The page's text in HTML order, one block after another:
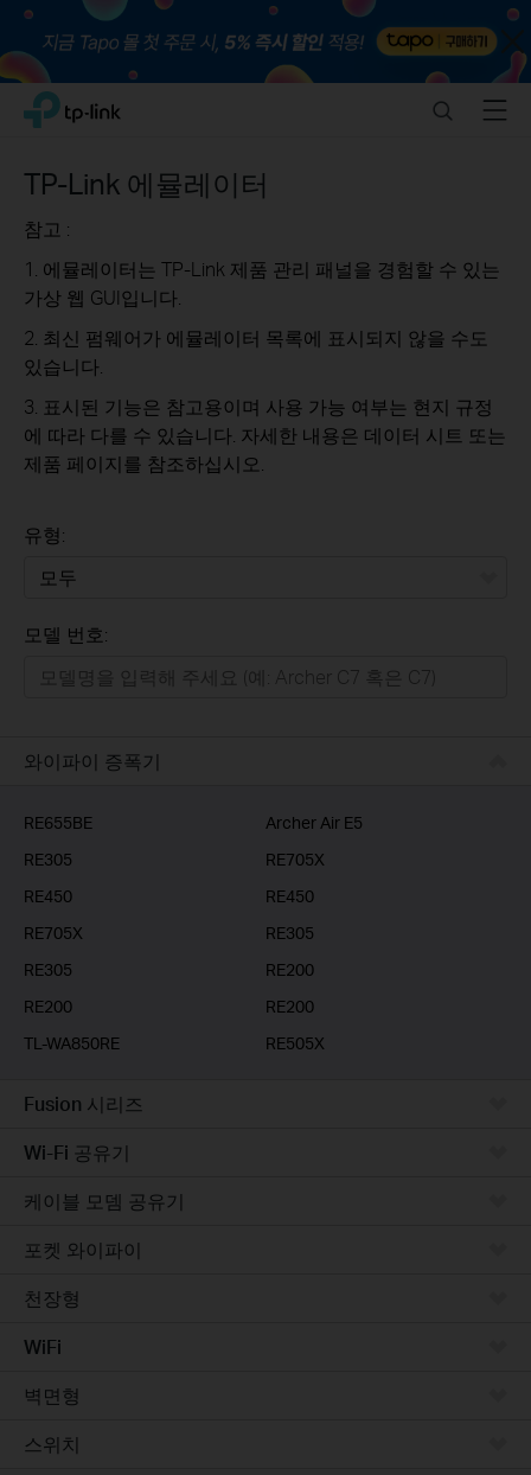
Click
the
navigation
TP-Link, Reliably Smart SearchMenu
TP-Link 에뮬레이터
참고 :
1. 에뮬레이터는 TP-Link 제품 관리 패널을 경험할 수 있는
가상 웹 GUI입니다.
2. 최신 펌웨어가 에뮬레이터 목록에 표시되지 않을 수도
있습니다.
3. 표시된 기능은 참고용이며 사용 가능 여부는 현지 규정
에 따라 다를 수 있습니다. 자세한 내용은 데이터 시트 또는
제품 페이지를 참조하십시오.
유형:
기업용
모델 번호:
와이파이 증폭기
RE655BE
Archer Air E5
RE305
RE705X
RE450
RE450
RE705X
RE305
RE305
RE200
RE200
RE200
TL-WA850RE
RE505X
Fusion 시리즈
Wi-Fi 공유기
케이블 모뎀 공유기
포켓 와이파이
천장형
WiFi
벽면형
스위치